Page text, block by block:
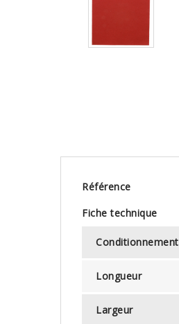
Référence
Fiche technique
Conditionnement
Longueur
Largeur